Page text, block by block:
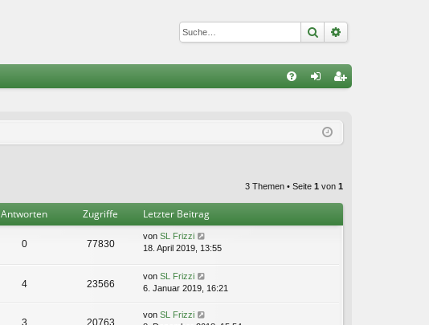
Suche
ist
3 Themen • Seite 1 von 1
Antworten Zugriffe Letzter Beitrag
0 77830
von SL Frizzi
18. April 2019, 13:55
4 23566
von SL Frizzi
6. Januar 2019, 16:21
3 20763
von SL Frizzi